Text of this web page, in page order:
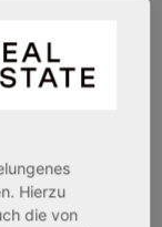
Hierzu
die von